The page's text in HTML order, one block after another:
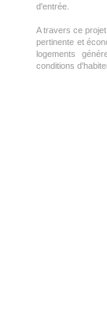
d'entrée.
A travers ce
pertinente et
logements
conditions